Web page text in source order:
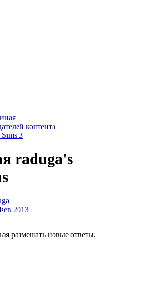
контента
3
raduga's
2013
размещать новые ответы.